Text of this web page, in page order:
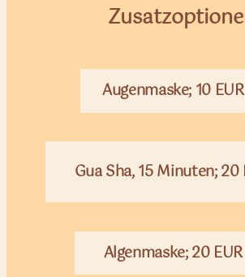
Augenmaske; 10 EUR
Gua Sha, 15 Minuten; 20
Algenmaske; 20 EUR